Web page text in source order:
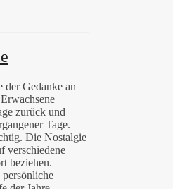
der Gedanke an
zurück und
Tage.
Die Nostalgie
verschiedene
beziehen.